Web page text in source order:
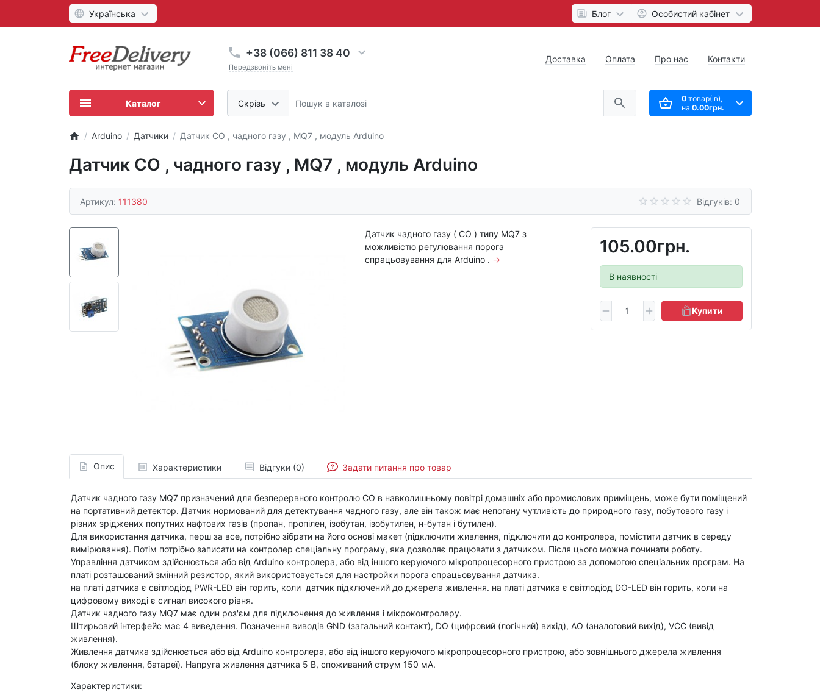
Українська Блог Особистий кабінет
+38 (066) 811 38 40
Передзвоніть мені
Скрізь
Доставка Оплата Про нас Контакти
0товар(ів),
на 0.00грн.
Каталог
Arduino Датчики Датчик CO , чадного газу , MQ7 , модуль Arduino
Датчик CO , чадного газу , MQ7 , модуль Arduino
Артикул: 111380 Відгуків: 0
105.00грн.
В наявності
Купити
Датчик чадного газу ( CO ) типу MQ7 з
можливістю регулювання порога
спрацьовування для Arduino . →
Опис Характеристики Відгуки (0) Задати питання про товар
Датчик чадного газу MQ7 призначений для безперервного контролю CO в навколишньому повітрі домашніх або промислових приміщень, може бути поміщений
на портативний детектор. Датчик нормований для детектування чадного газу, але він також має непогану чутливість до природного газу, побутового газу і
різних зріджених попутних нафтових газів (пропан, пропілен, ізобутан, ізобутилен, н-бутан і бутилен).
Для використання датчика, перш за все, потрібно зібрати на його основі макет (підключити живлення, підключити до контролера, помістити датчик в середу
вимірювання). Потім потрібно записати на контролер спеціальну програму, яка дозволяє працювати з датчиком. Після цього можна починати роботу.
Управління датчиком здійснюється або від Arduino контролера, або від іншого керуючого мікропроцесорного пристрою за допомогою спеціальних програм. На
платі розташований змінний резистор, який використовується для настройки порога спрацьовування датчика.
на платі датчика є світлодіод PWR-LED він горить, коли датчик підключений до джерела живлення. на платі датчика є світлодіод DO-LED він горить, коли на
цифровому виході є сигнал високого рівня.
Датчик чадного газу MQ7 має один роз'єм для підключення до живлення і мікроконтролеру.
Штирьовий інтерфейс має 4 виведення. Позначення виводів GND (загальний контакт), DO (цифровий (логічний) вихід), AO (аналоговий вихід), VCC (вивід
живлення).
Живлення датчика здійснюється або від Arduino контролера, або від іншого керуючого мікропроцесорного пристрою, або зовнішнього джерела живлення
(блоку живлення, батареї). Напруга живлення датчика 5 В, споживаний струм 150 мА.
Характеристики: